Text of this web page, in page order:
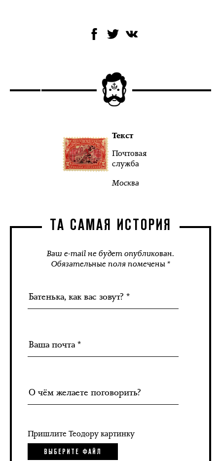
Текст
Почтовая
служба
Москва
ТА САМАЯ ИСТОРИЯ
Ваш e-mail не будет опубликован.
Обязательные поля помечены *
Пришлите Теодору картинку
ВЫБЕРИТЕ ФАЙЛ